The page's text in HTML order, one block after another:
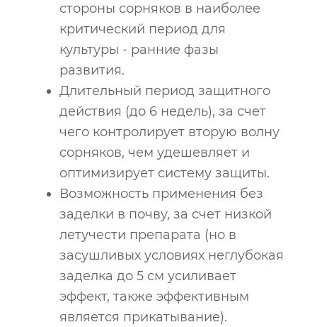
стороны сорняков в наиболее
критический период для
культуры - ранние фазы
развития.
Длительный период защитного
действия (до 6 недель), за счет
чего контролирует вторую волну
сорняков, чем удешевляет и
оптимизирует систему защиты.
Возможность применения без
заделки в почву, за счет низкой
летучести препарата (но в
засушливых условиях неглубокая
заделка до 5 см усиливает
эффект, также эффективным
является прикатывание).